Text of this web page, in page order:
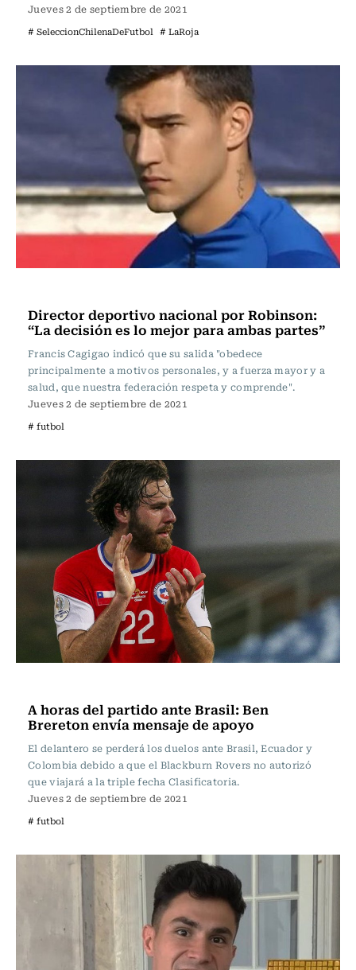
Jueves 2 de septiembre de 2021
# SeleccionChilenaDeFutbol # LaRoja
Director deportivo nacional por Robinson:
“La decisión es lo mejor para ambas partes”
Francis Cagigao indicó que su salida "obedece
principalmente a motivos personales, y a fuerza mayor y a
salud, que nuestra federación respeta y comprende".
Jueves 2 de septiembre de 2021
# futbol
A horas del partido ante Brasil: Ben
Brereton envía mensaje de apoyo
El delantero se perderá los duelos ante Brasil, Ecuador y
Colombia debido a que el Blackburn Rovers no autorizó
que viajará a la triple fecha Clasificatoria.
Jueves 2 de septiembre de 2021
# futbol